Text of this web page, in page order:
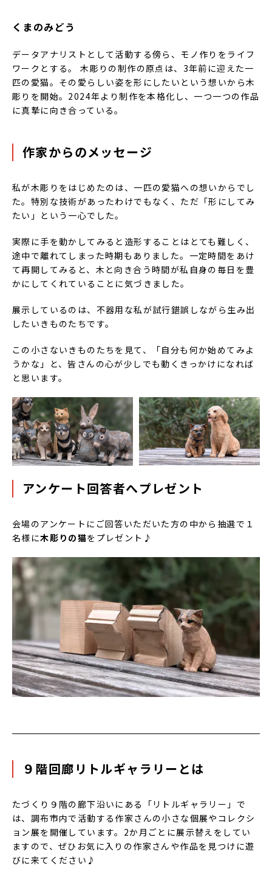
くまのみどう
データアナリストとして活動する傍ら、モノ作りをライフ
ワークとする。 木彫りの制作の原点は、3年前に迎えた一
匹の愛猫。その愛らしい姿を形にしたいという想いから木
彫りを開始。2024年より制作を本格化し、一つ一つの作品
に真摯に向き合っている。
作家からのメッセージ
私が木彫りをはじめたのは、一匹の愛猫への想いからでし
た。特別な技術があったわけでもなく、ただ「形にしてみ
たい」という一心でした。
実際に手を動かしてみると造形することはとても難しく、
途中で離れてしまった時期もありました。一定時間をあけ
て再開してみると、木と向き合う時間が私自身の毎日を豊
かにしてくれていることに気づきました。
展示しているのは、不器用な私が試行錯誤しながら生み出
したいきものたちです。
この小さないきものたちを見て、「自分も何か始めてみよ
うかな」と、皆さんの心が少しでも動くきっかけになれば
と思います。
アンケート回答者へプレゼント
会場のアンケートにご回答いただいた方の中から抽選で１
名様に木彫りの猫をプレゼント♪
９階回廊リトルギャラリーとは
たづくり９階の廊下沿いにある「リトルギャラリー」で
は、調布市内で活動する作家さんの小さな個展やコレクシ
ョン展を開催しています。2か月ごとに展示替えをしてい
ますので、ぜひお気に入りの作家さんや作品を見つけに遊
びに来てください♪